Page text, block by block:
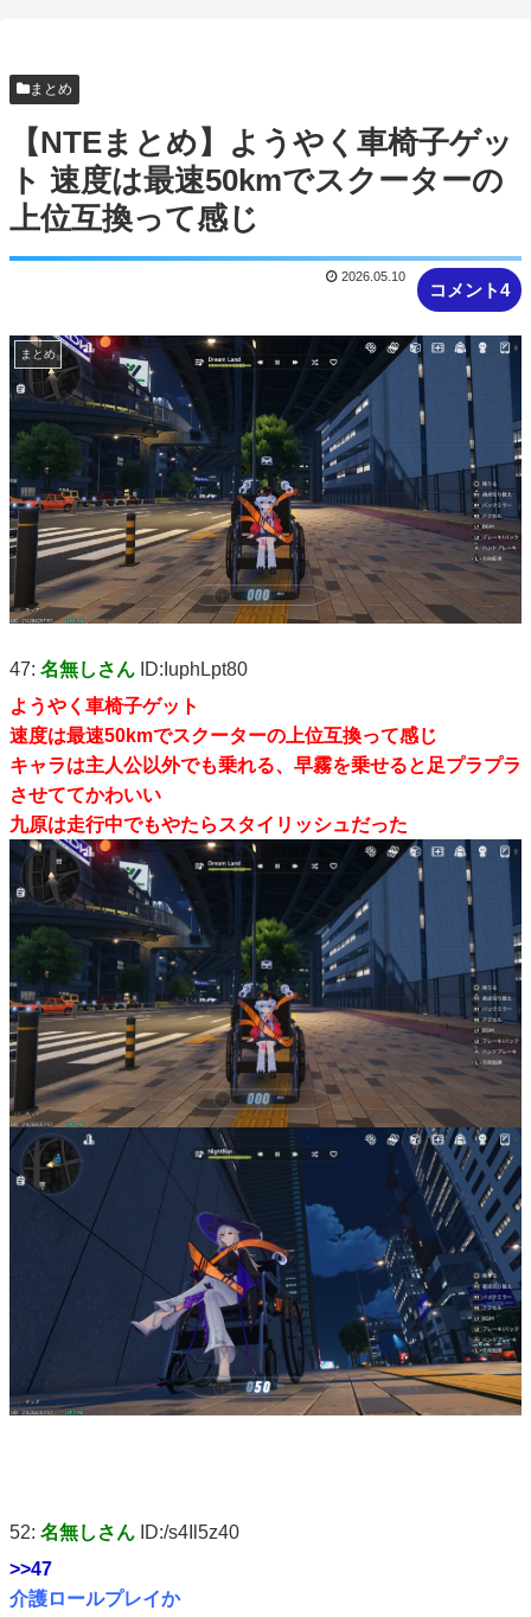
【NTEまとめ】ところでみなさんニャクラッチや
ってますか
まとめ
【NTEまとめ】ようやく車椅子ゲッ
ト 速度は最速50kmでスクーターの
上位互換って感じ
コメント4
2026.05.10
まとめ
47: 名無しさん ID:IuphLpt80
ようやく車椅子ゲット
速度は最速50kmでスクーターの上位互換って感じ
キャラは主人公以外でも乗れる、早霧を乗せると足プラプラ
させててかわいい
九原は走行中でもやたらスタイリッシュだった
52: 名無しさん ID:/s4Il5z40
>>47
介護ロールプレイか